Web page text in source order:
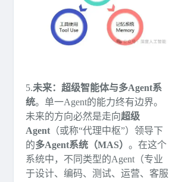
5.未来：超级智能体与多Agent系
统。单一Agent的能力终有边界。
未来的方向必然是走向超级
Agent（或称“代理中枢”）领导下
的多Agent系统（MAS） 。在这个
系统中，不同类型的Agent（专业
于设计、编码、测试、运营、客服